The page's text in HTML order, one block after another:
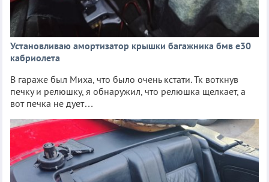
Установливаю амортизатор крышки багажника бмв е30
кабриолета
В гараже был Миха, что было очень кстати. Тк воткнув
печку и релюшку, я обнаружил, что релюшка щелкает, а
вот печка не дует…